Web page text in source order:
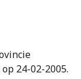
24-02-2005.